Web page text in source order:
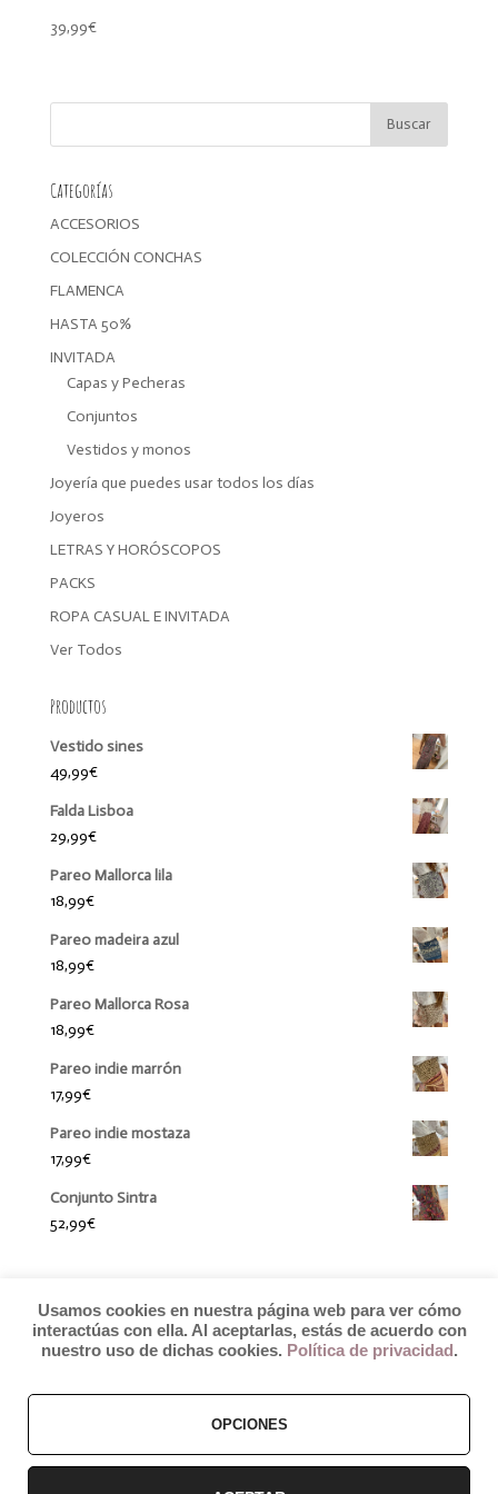
39,99€
Categorías
ACCESORIOS
COLECCIÓN CONCHAS
FLAMENCA
HASTA 50%
INVITADA
Capas y Pecheras
Conjuntos
Vestidos y monos
Joyería que puedes usar todos los días
Joyeros
LETRAS Y HORÓSCOPOS
PACKS
ROPA CASUAL E INVITADA
Ver Todos
Productos
Vestido sines
49,99€
Falda Lisboa
29,99€
Pareo Mallorca lila
18,99€
Pareo madeira azul
18,99€
Pareo Mallorca Rosa
18,99€
Pareo indie marrón
17,99€
Pareo indie mostaza
17,99€
Conjunto Sintra
52,99€
© 2019 by Débora Colette
Términos y Condiciones–Pagos y Envíos–Cambios y Devoluciones
Usamos cookies en nuestra página web para ver cómo
interactúas con ella. Al aceptarlas, estás de acuerdo con
nuestro uso de dichas cookies. Política de privacidad .
OPCIONES